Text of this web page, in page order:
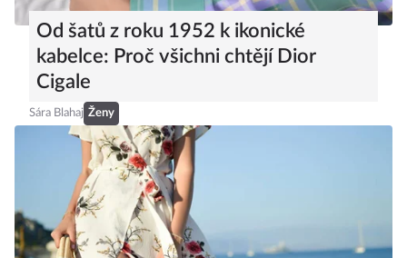
Od šatů z roku 1952 k ikonické
kabelce: Proč všichni chtějí Dior
Cigale
Sára Blahaj Ženy